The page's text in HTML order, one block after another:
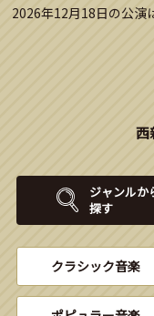
2026年12月18日の公演
西
ジャンルか
探す
クラシック音楽